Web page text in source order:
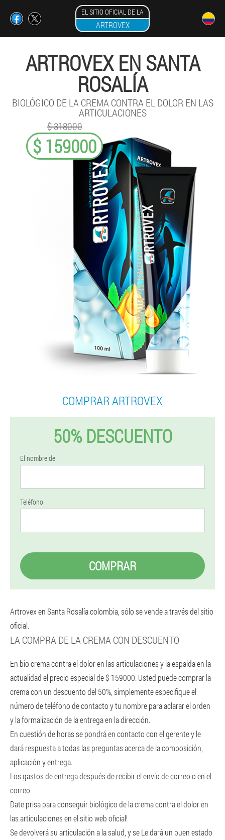
EL SITIO OFICIAL DE LA
ARTROVEX
ARTROVEX EN SANTA
ROSALÍA
BIOLÓGICO DE LA CREMA CONTRA EL DOLOR EN LAS
ARTICULACIONES
$ 318000
$ 159000
COMPRAR ARTROVEX
50% DESCUENTO
El nombre de
Teléfono
COMPRAR
Artrovex en Santa Rosalía colombia, sólo se vende a través del sitio
oficial.
LA COMPRA DE LA CREMA CON DESCUENTO
En bio crema contra el dolor en las articulaciones y la espalda en la
actualidad el precio especial de $ 159000. Usted puede comprar la
crema con un descuento del 50%, simplemente especifique el
número de teléfono de contacto y tu nombre para aclarar el orden
y la formalización de la entrega en la dirección.
En cuestión de horas se pondrá en contacto con el gerente y le
dará respuesta a todas las preguntas acerca de la composición,
aplicación y entrega.
Los gastos de entrega después de recibir el envío de correo o en el
correo.
Date prisa para conseguir biológico de la crema contra el dolor en
las articulaciones en el sitio web oficial!
Se devolverá su articulación a la salud, y se Le dará un buen estado